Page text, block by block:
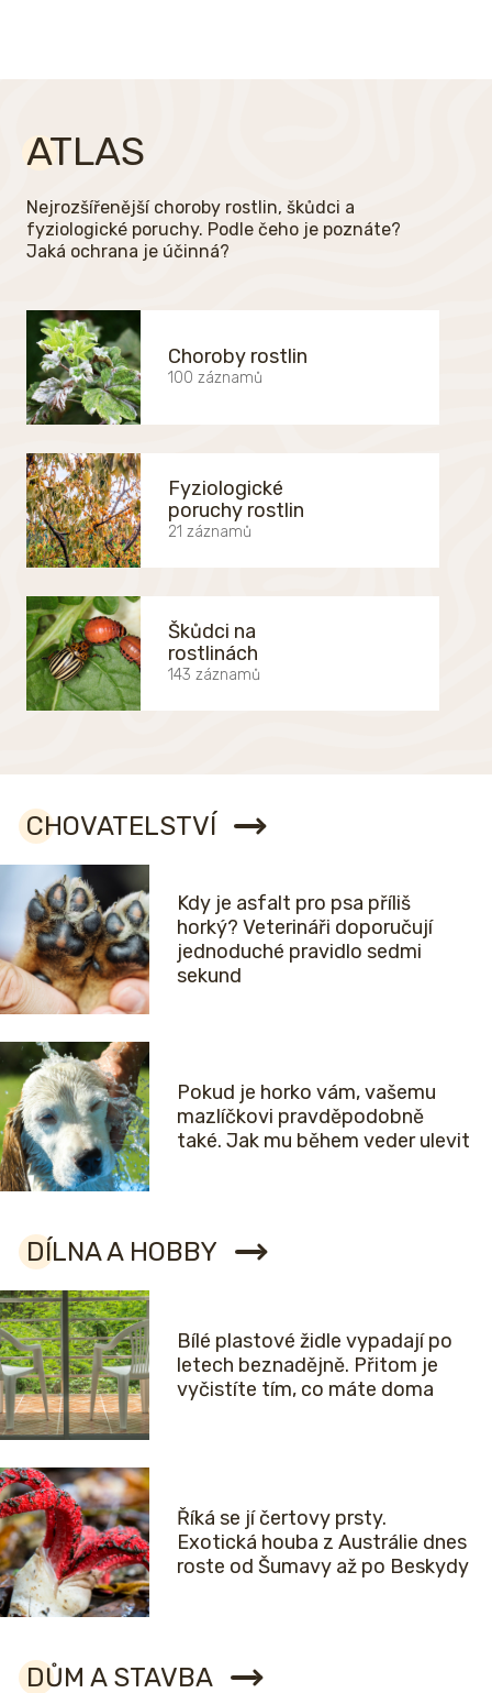
ATLAS
Nejrozšířenější choroby rostlin, škůdci a
fyziologické poruchy. Podle čeho je poznáte?
Jaká ochrana je účinná?
Choroby rostlin
100 záznamů
Fyziologické
poruchy rostlin
21 záznamů
Škůdci na
rostlinách
143 záznamů
CHOVATELSTVÍ
Kdy je asfalt pro psa příliš
horký? Veterináři doporučují
jednoduché pravidlo sedmi
sekund
Pokud je horko vám, vašemu
mazlíčkovi pravděpodobně
také. Jak mu během veder ulevit
DÍLNA A HOBBY
Bílé plastové židle vypadají po
letech beznadějně. Přitom je
vyčistíte tím, co máte doma
Říká se jí čertovy prsty.
Exotická houba z Austrálie dnes
roste od Šumavy až po Beskydy
DŮM A STAVBA